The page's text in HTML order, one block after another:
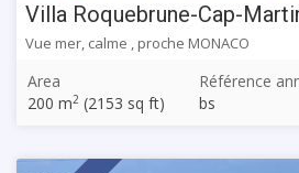
Villa Roquebrune-Cap-
Vue mer, calme , proche MONACO
Area
200 m2 (2153 sq ft)
Référence
bs